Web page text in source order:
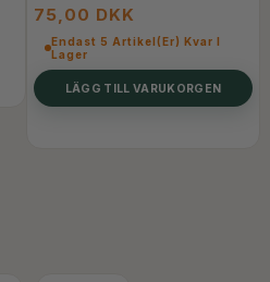
75,00 DKK
Endast 5 Artikel(er) Kvar I
Lager
LÄGG TILL VARUKORGEN